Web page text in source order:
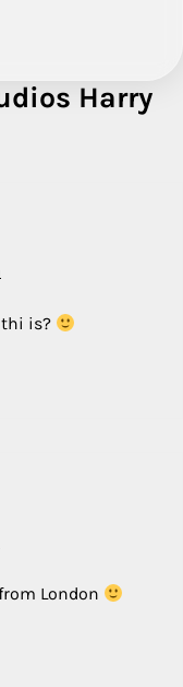
Harry
thi is?
London